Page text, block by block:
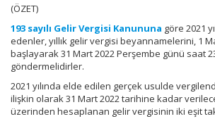
(ÖZET)
193 sayılı Gelir Vergisi Kanununa göre 2021
edenler, yıllık gelir vergisi beyannamelerini, 1
başlayarak 31 Mart 2022 Perşembe günü saat
göndermelidirler.
2021 yılında elde edilen gerçek usulde
ilişkin olarak 31 Mart 2022 tarihine kadar
üzerinden hesaplanan gelir vergisinin iki eşit